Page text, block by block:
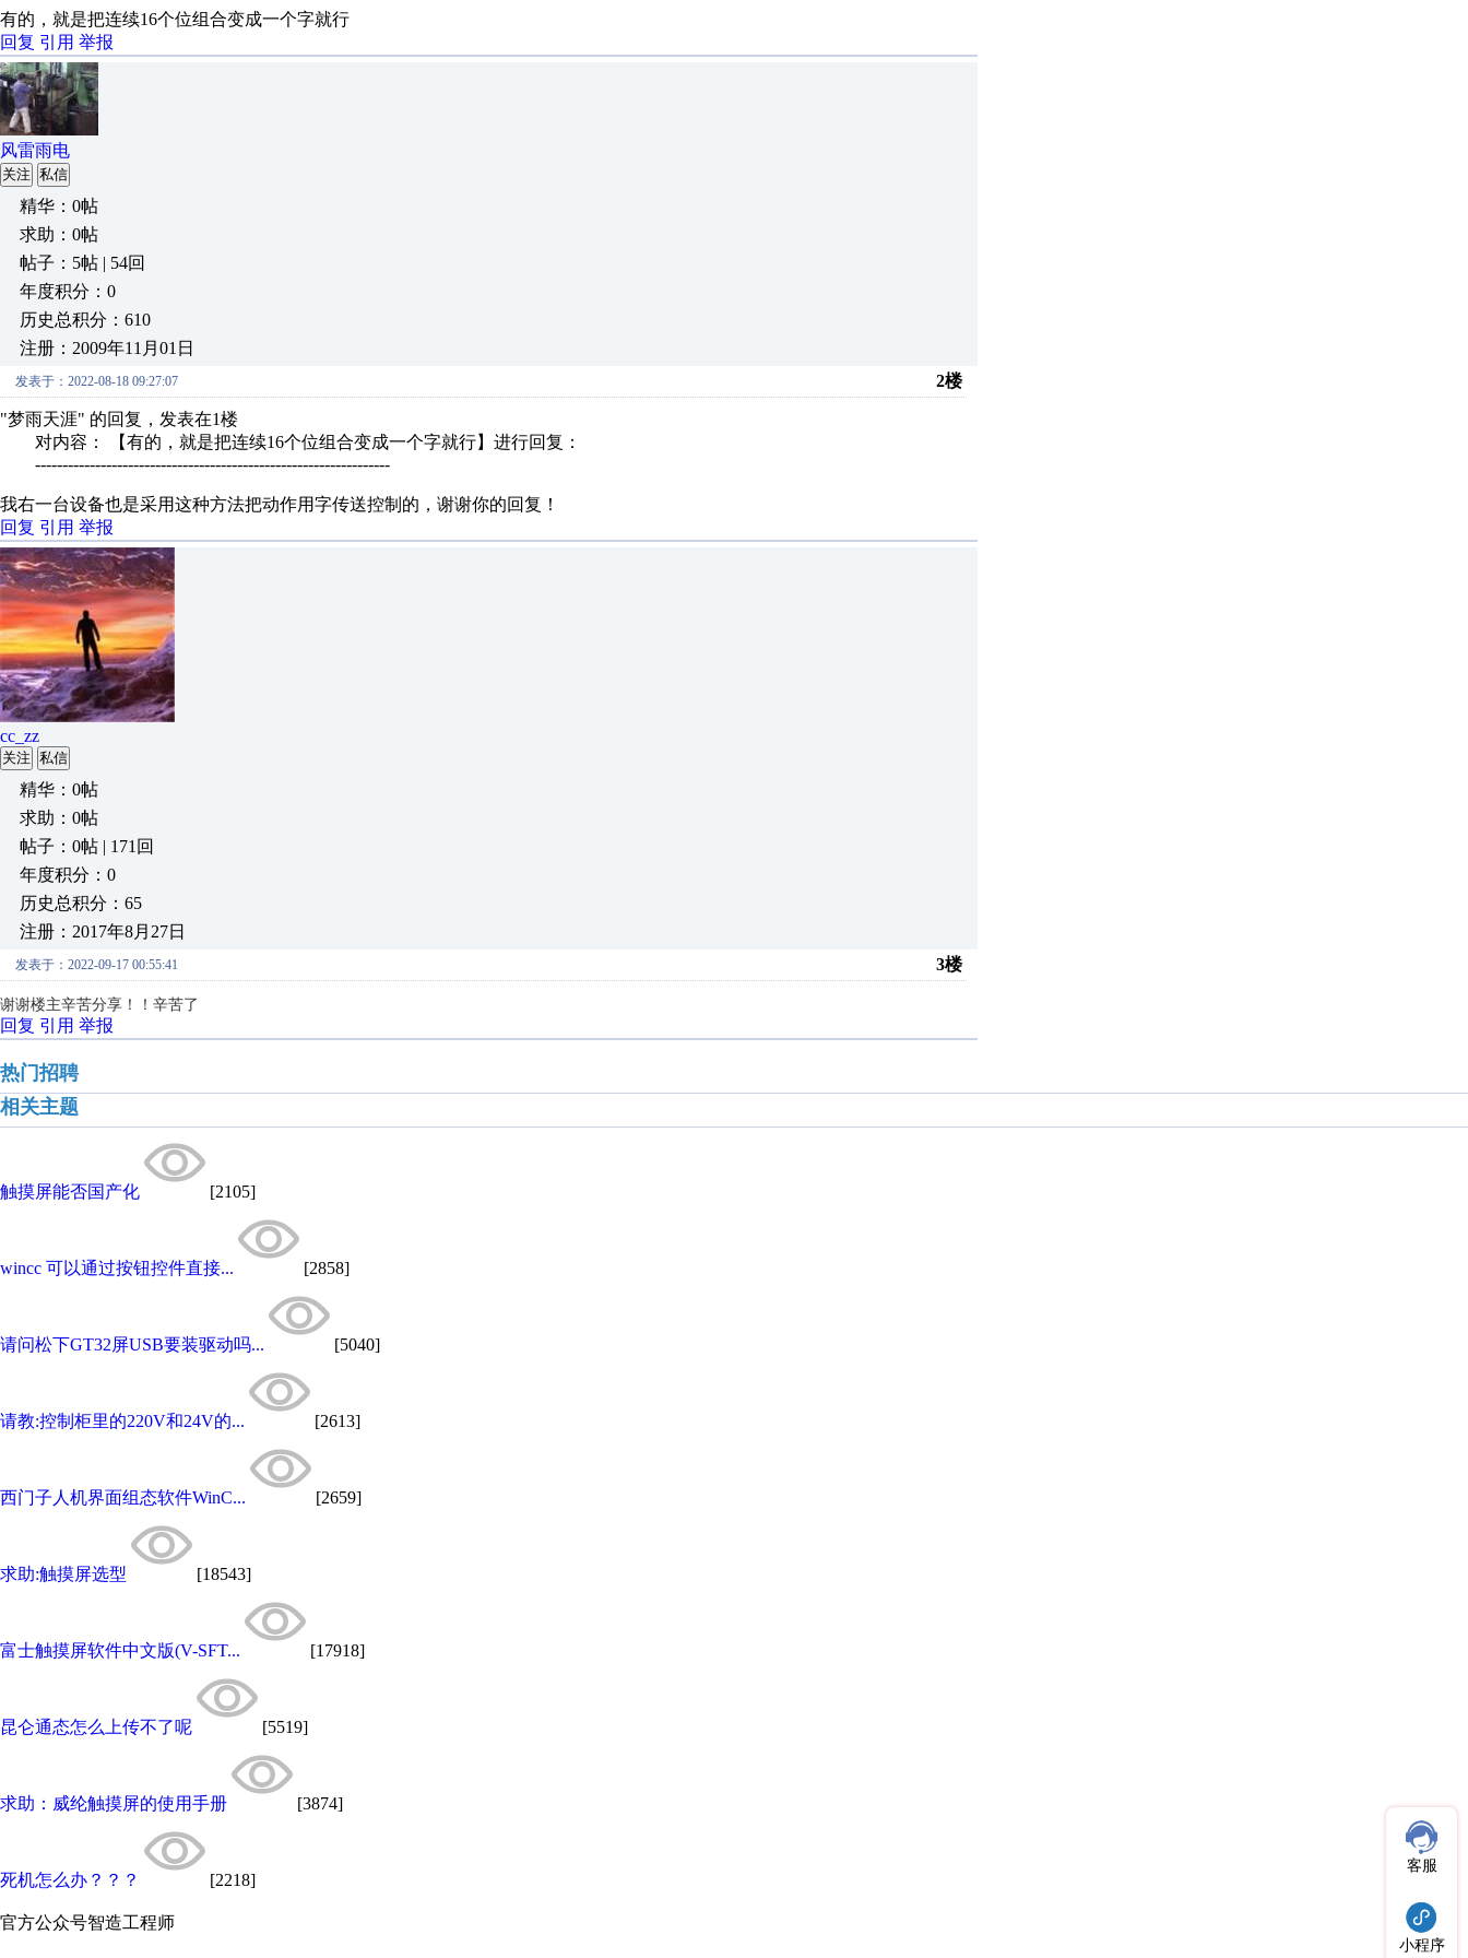
有的，就是把连续16个位组合变成一个字就行
回复 引用 举报
风雷雨电
关注 私信
精华：0帖
求助：0帖
帖子：5帖 | 54回
年度积分：0
历史总积分：610
注册：2009年11月01日
发表于：2022-08-18 09:27:07 2楼
"梦雨天涯" 的回复，发表在1楼
对内容： 【有的，就是把连续16个位组合变成一个字就行】进行回复：
-----------------------------------------------------------------
我右一台设备也是采用这种方法把动作用字传送控制的，谢谢你的回复！
回复 引用 举报
cc_zz
关注 私信
精华：0帖
求助：0帖
帖子：0帖 | 171回
年度积分：0
历史总积分：65
注册：2017年8月27日
发表于：2022-09-17 00:55:41 3楼
谢谢楼主辛苦分享！！辛苦了
回复 引用 举报
热门招聘
相关主题
触摸屏能否国产化 [2105]
wincc 可以通过按钮控件直接... [2858]
请问松下GT32屏USB要装驱动吗... [5040]
请教:控制柜里的220V和24V的... [2613]
西门子人机界面组态软件WinC... [2659]
求助:触摸屏选型 [18543]
富士触摸屏软件中文版(V-SFT... [17918]
昆仑通态怎么上传不了呢 [5519]
求助：威纶触摸屏的使用手册 [3874]
死机怎么办？？？ [2218]
官方公众号智造工程师
客服
小程序